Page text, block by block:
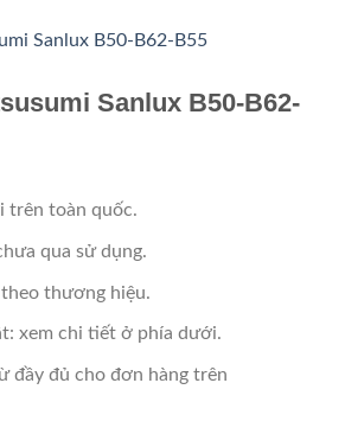
Sanlux B50-B62-
trên toàn quốc.
qua sử dụng.
thương hiệu.
xem chi tiết ở phía dưới.
đầy đủ cho đơn hàng trên